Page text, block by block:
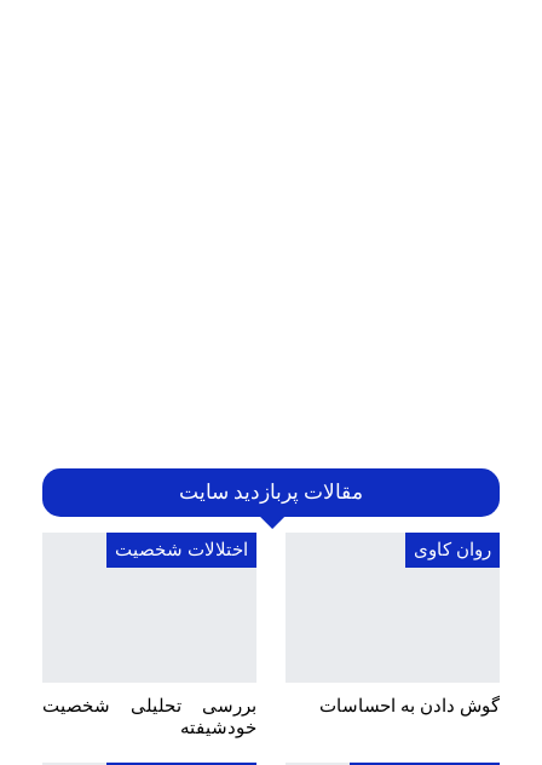
مقالات پربازدید سایت
روان کاوی
گوش دادن به احساسات
اختلالات شخصیت
بررسی تحلیلی شخصیت
خودشیفته